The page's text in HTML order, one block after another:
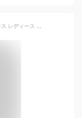
【一部予約販売】 【46%OFF】 ワンピース レディース ロング ストレッチ 洗える 上品 きれいめ セレモニー パーティ 冠婚葬祭 入学式 卒業式 入園式 卒園式 喪服 葬式 お盆 通勤 ビジネス オールシーズン 春 夏 秋 冬 試着チケット対象